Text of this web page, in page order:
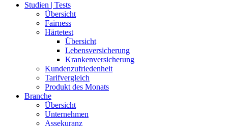
Studien | Tests
Übersicht
Fairness
Härtetest
Übersicht
Lebensversicherung
Krankenversicherung
Kundenzufriedenheit
Tarifvergleich
Produkt des Monats
Branche
Übersicht
Unternehmen
Assekuranz